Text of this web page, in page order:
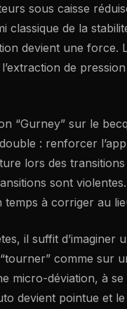
sous caisse
classique de la
devient une force.
de
“Gurney” sur le
: renforcer
lors des
sont
temps à corriger au
il suffit d’imaginer
comme sur
micro-déviation, à se
devient pointue et